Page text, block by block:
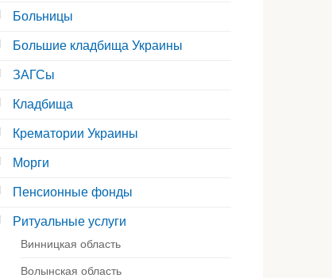
Больницы
Большие кладбища Украины
ЗАГСы
Кладбища
Крематории Украины
Морги
Пенсионные фонды
Ритуальные услуги
Винницкая область
Волынская область